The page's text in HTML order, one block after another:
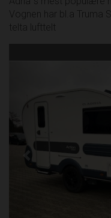
Vognen har bl.a Truma
telta lufttelt